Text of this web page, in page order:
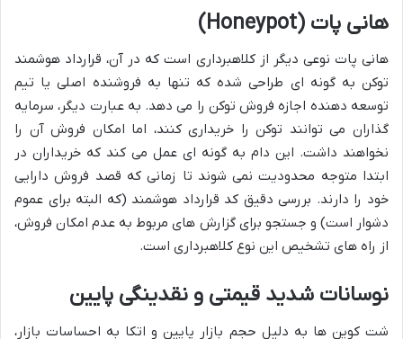
هانی پات (Honeypot)
هانی پات نوعی دیگر از کلاهبرداری است که در آن، قرارداد هوشمند
توکن به گونه ای طراحی شده که تنها به فروشنده اصلی یا تیم
توسعه دهنده اجازه فروش توکن را می دهد. به عبارت دیگر، سرمایه
گذاران می توانند توکن را خریداری کنند، اما امکان فروش آن را
نخواهند داشت. این دام به گونه ای عمل می کند که خریداران در
ابتدا متوجه محدودیت نمی شوند تا زمانی که قصد فروش دارایی
خود را دارند. بررسی دقیق کد قرارداد هوشمند (که البته برای عموم
دشوار است) و جستجو برای گزارش های مربوط به عدم امکان فروش،
از راه های تشخیص این نوع کلاهبرداری است.
نوسانات شدید قیمتی و نقدینگی پایین
شت کوین ها به دلیل حجم بازار پایین و اتکا به احساسات بازار،